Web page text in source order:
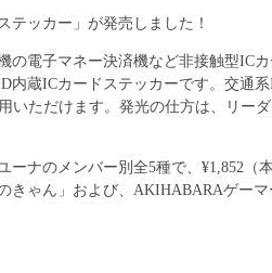
テッカー」が発売しました！
の電子マネー決済機など非接触型IC
内蔵ICカードステッカーです。交通
いただけます。発光の仕方は、リー
ーナのメンバー別全5種で、¥1,852（
きゃん」および、AKIHABARAゲー